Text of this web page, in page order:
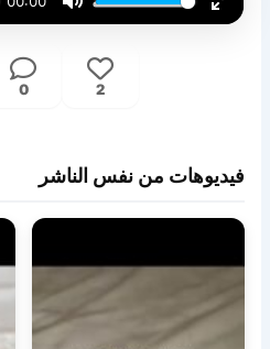
Mute
Enter
2
0
فيديوهات من نفس الناشر